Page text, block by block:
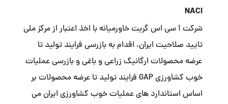
NACI
شرکت آ سی اس گریت خاورمیانه با اخذ اعتبار از مرکز ملی
تایید صلاحیت ایران، اقدام به بازرسی فرایند تولید تا
عرضه محصولات ارگانیک زراعی و باغی و بازرسی عملیات
خوب کشاورزی GAP فرایند تولید تا عرضه محصولات بر
اساس استاندارد های عملیات خوب کشاورزی ایران می